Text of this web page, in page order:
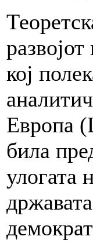
кој
Европа
била
улогата